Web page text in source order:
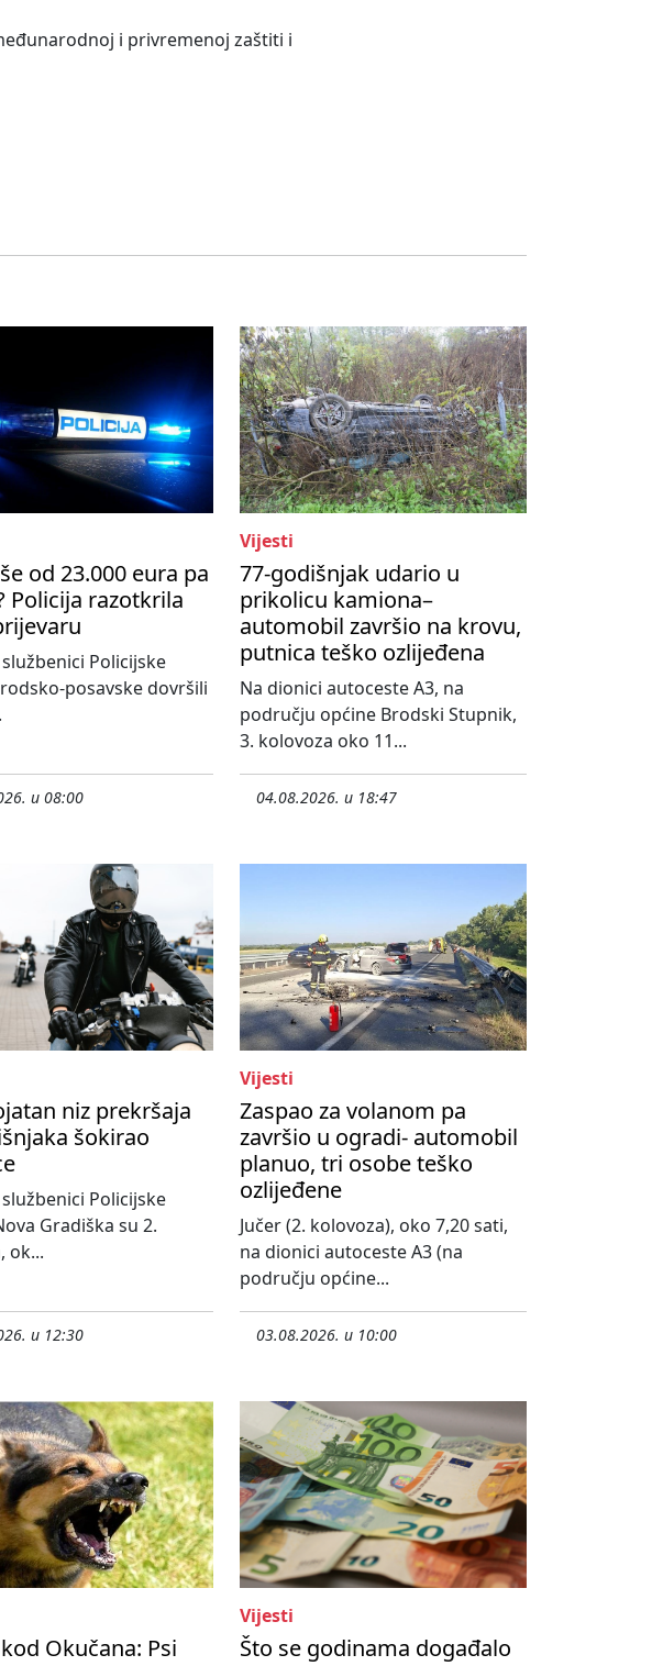
i privremenoj zaštiti i
od 23.000 eura pa
Policija razotkrila
Policijske
posavske dovršili
u 08:00
Vijesti
77-godišnjak udario u
prikolicu kamiona–
automobil završio na krovu,
putnica teško ozlijeđena
Na dionici autoceste A3, na
području općine Brodski Stupnik,
3. kolovoza oko 11...
04.08.2026. u 18:47
niz prekršaja
šokirao
Policijske
Gradiška su 2.
ok...
u 12:30
Vijesti
Zaspao za volanom pa
završio u ogradi- automobil
planuo, tri osobe teško
ozlijeđene
Jučer (2. kolovoza), oko 7,20 sati,
na dionici autoceste A3 (na
području općine...
03.08.2026. u 10:00
Okučana: Psi
Vijesti
Što se godinama događalo